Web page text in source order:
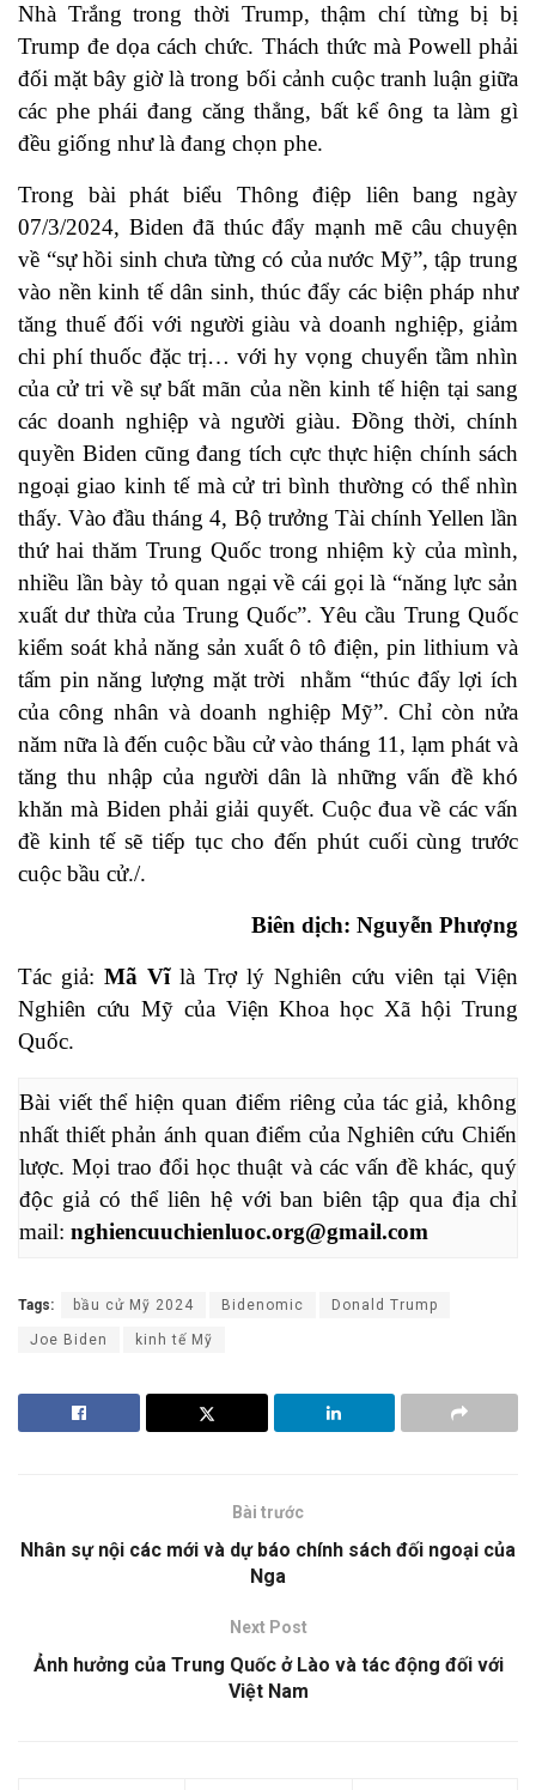
Nhà Trắng trong thời Trump, thậm chí từng bị bị
Trump đe dọa cách chức. Thách thức mà Powell phải
đối mặt bây giờ là trong bối cảnh cuộc tranh luận giữa
các phe phái đang căng thẳng, bất kể ông ta làm gì
đều giống như là đang chọn phe.
Trong bài phát biểu Thông điệp liên bang ngày
07/3/2024, Biden đã thúc đẩy mạnh mẽ câu chuyện
về “sự hồi sinh chưa từng có của nước Mỹ”, tập trung
vào nền kinh tế dân sinh, thúc đẩy các biện pháp như
tăng thuế đối với người giàu và doanh nghiệp, giảm
chi phí thuốc đặc trị… với hy vọng chuyển tầm nhìn
của cử tri về sự bất mãn của nền kinh tế hiện tại sang
các doanh nghiệp và người giàu. Đồng thời, chính
quyền Biden cũng đang tích cực thực hiện chính sách
ngoại giao kinh tế mà cử tri bình thường có thể nhìn
thấy. Vào đầu tháng 4, Bộ trưởng Tài chính Yellen lần
thứ hai thăm Trung Quốc trong nhiệm kỳ của mình,
nhiều lần bày tỏ quan ngại về cái gọi là “năng lực sản
xuất dư thừa của Trung Quốc”. Yêu cầu Trung Quốc
kiểm soát khả năng sản xuất ô tô điện, pin lithium và
tấm pin năng lượng mặt trời nhằm “thúc đẩy lợi ích
của công nhân và doanh nghiệp Mỹ”. Chỉ còn nửa
năm nữa là đến cuộc bầu cử vào tháng 11, lạm phát và
tăng thu nhập của người dân là những vấn đề khó
khăn mà Biden phải giải quyết. Cuộc đua về các vấn
đề kinh tế sẽ tiếp tục cho đến phút cuối cùng trước
cuộc bầu cử./.
Biên dịch: Nguyễn Phượng
Tác giả: Mã Vĩlà Trợ lý Nghiên cứu viên tại Viện
Nghiên cứu Mỹ của Viện Khoa học Xã hội Trung
Quốc.
Bài viết thể hiện quan điểm riêng của tác giả, không
nhất thiết phản ánh quan điểm của Nghiên cứu Chiến
lược. Mọi trao đổi học thuật và các vấn đề khác, quý
độc giả có thể liên hệ với ban biên tập qua địa chỉ
mail: nghiencuuchienluoc.org@gmail.com
Tags: bầu cử Mỹ 2024 Bidenomic Donald Trump
Joe Biden kinh tế Mỹ
Bài trước
Nhân sự nội các mới và dự báo chính sách đối ngoại của
Nga
Next Post
Ảnh hưởng của Trung Quốc ở Lào và tác động đối với
Việt Nam